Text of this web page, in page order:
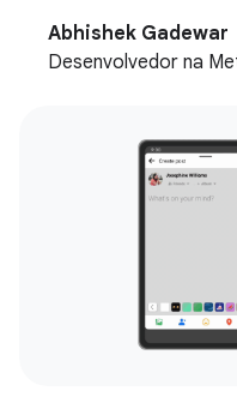
Abhishek Gadewar
Desenvolvedor na